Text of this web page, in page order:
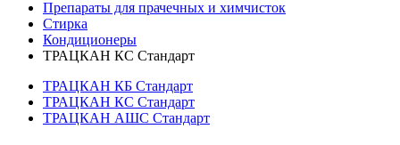
Препараты для прачечных и химчисток
Стирка
Кондиционеры
ТРАЦКАН КС Стандарт
ТРАЦКАН КБ Стандарт
ТРАЦКАН КС Стандарт
ТРАЦКАН АШС Стандарт